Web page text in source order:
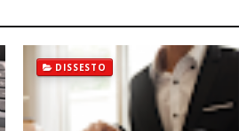
DISSESTO